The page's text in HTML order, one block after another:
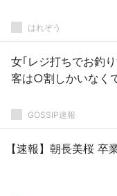
はれぞう
女｢レジ打ちでお釣
客は○割しかいなく
GOSSIP速報
【速報】朝長美桜 卒